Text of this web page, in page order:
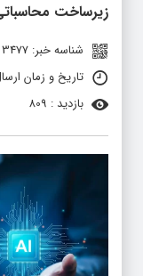
زیرساخت
شناسه خبر: 3477
تاریخ و زمان ارسال: ۲۰ فروردین ۱۴۰۴ ساعت
بازدید : 809